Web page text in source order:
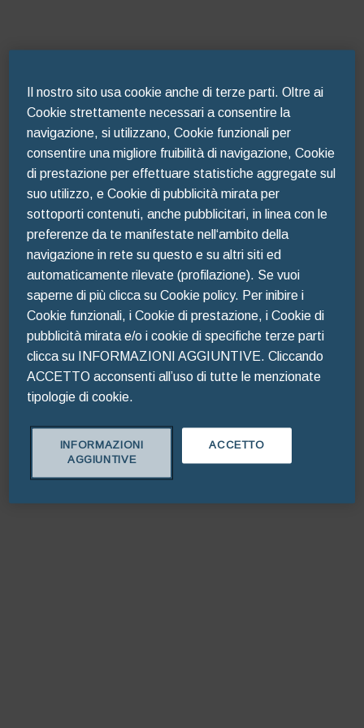
Oops!
Something went wrong. Please try
refreshing the app
Il nostro sito usa cookie anche di terze parti. Oltre ai
Cookie strettamente necessari a consentire la
navigazione, si utilizzano, Cookie funzionali per
consentire una migliore fruibilità di navigazione, Cookie
di prestazione per effettuare statistiche aggregate sul
suo utilizzo, e Cookie di pubblicità mirata per
sottoporti contenuti, anche pubblicitari, in linea con le
preferenze da te manifestate nell‘ambito della
navigazione in rete su questo e su altri siti ed
automaticamente rilevate (profilazione). Se vuoi
saperne di più clicca su Cookie policy. Per inibire i
Cookie funzionali, i Cookie di prestazione, i Cookie di
pubblicità mirata e/o i cookie di specifiche terze parti
clicca su INFORMAZIONI AGGIUNTIVE. Cliccando
ACCETTO acconsenti all’uso di tutte le menzionate
tipologie di cookie.
ACCETTO
INFORMAZIONI
AGGIUNTIVE